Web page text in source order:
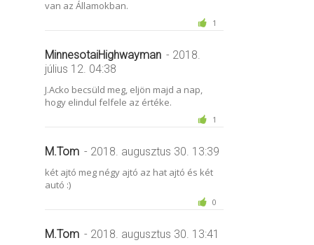
van az Államokban.
1
MinnesotaiHighwayman - 2018.
július 12. 04:38
J.Acko becsüld meg, eljön majd a nap,
hogy elindul felfele az értéke.
1
M.Tom - 2018. augusztus 30. 13:39
két ajtó meg négy ajtó az hat ajtó és két
autó :)
0
M.Tom - 2018. augusztus 30. 13:41